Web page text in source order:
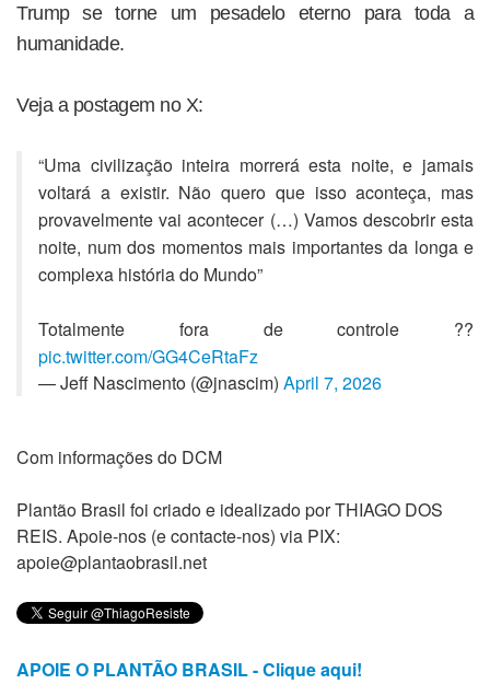
Trump se torne um pesadelo eterno para toda a
humanidade.
Veja a postagem no X:
“Uma civilização inteira morrerá esta noite, e jamais
voltará a existir. Não quero que isso aconteça, mas
provavelmente vai acontecer (…) Vamos descobrir esta
noite, num dos momentos mais importantes da longa e
complexa história do Mundo”
Totalmente fora de controle ??
pic.twitter.com/GG4CeRtaFz
— Jeff Nascimento (@jnascim) April 7, 2026
Com informações do DCM
Plantão Brasil foi criado e idealizado por THIAGO DOS
REIS. Apoie-nos (e contacte-nos) via PIX:
apoie@plantaobrasil.net
APOIE O PLANTÃO BRASIL - Clique aqui!